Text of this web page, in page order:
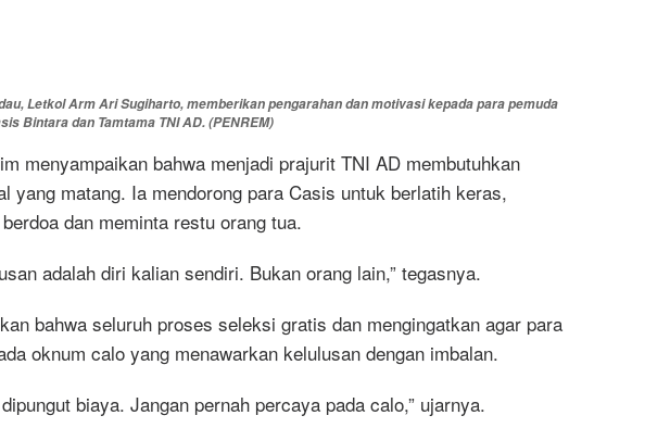
Letkol Arm Ari Sugiharto, memberikan pengarahan dan motivasi kepada para pemuda
Bintara dan Tamtama TNI AD. (PENREM)
menyampaikan bahwa menjadi prajurit TNI AD membutuhkan
yang matang. Ia mendorong para Casis untuk berlatih keras,
dan meminta restu orang tua.
adalah diri kalian sendiri. Bukan orang lain,” tegasnya.
bahwa seluruh proses seleksi gratis dan mengingatkan agar para
oknum calo yang menawarkan kelulusan dengan imbalan.
biaya. Jangan pernah percaya pada calo,” ujarnya.